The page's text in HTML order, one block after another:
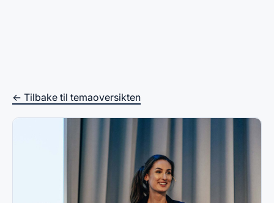
← Tilbake til temaoversikten